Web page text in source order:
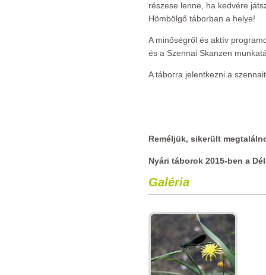
részese lenne, ha kedvére
Hömbölgő táborban a helye!
A minőségről és aktív
és a Szennai Skanzen
A táborra jelentkezni a
Reméljük, sikerült
Nyári táborok 2015-ben a
Galéria